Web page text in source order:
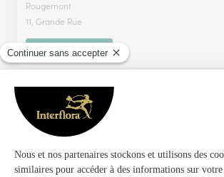
Rougemont
11, Grande Rue
Voir la boutique